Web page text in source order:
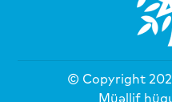
© Copyright
Müəllif